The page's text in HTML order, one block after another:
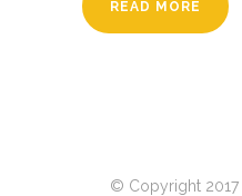
READ MORE
© Copyright 2017